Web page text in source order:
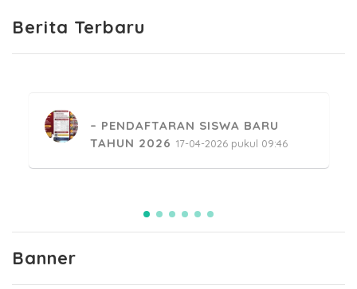
Berita Terbaru
PENDAFTARAN SISWA BARU
Banner